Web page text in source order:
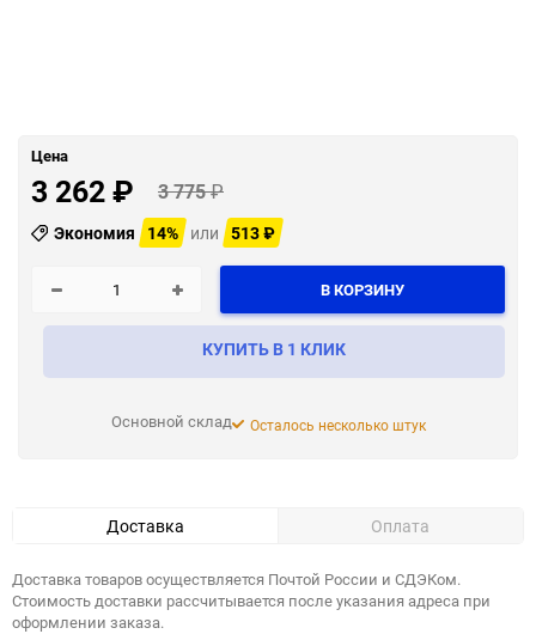
Цена
3 262₽ 3 775₽
Экономия 14% или 513₽
В КОРЗИНУ
КУПИТЬ В 1 КЛИК
Основной склад Осталось несколько штук
Доставка Оплата
Доставка товаров осуществляется Почтой России и СДЭКом.
Стоимость доставки рассчитывается после указания адреса при
оформлении заказа.